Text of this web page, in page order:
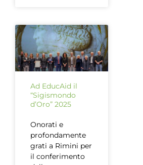
Ad EducAid il
“Sigismondo
d’Oro” 2025
Onorati e
profondamente
grati a Rimini per
il conferimento